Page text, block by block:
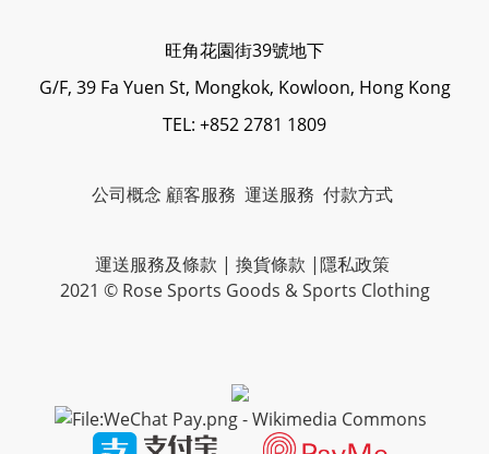
旺角花園街39號地下
G/F, 39 Fa Yuen St, Mongkok, Kowloon, Hong Kong
TEL: +852 2781 1809
公司概念 顧客服務 運送服務 付款方式
運送服務及條款 | 換貨條款 |隱私政策
2021 © Rose Sports Goods & Sports Clothing